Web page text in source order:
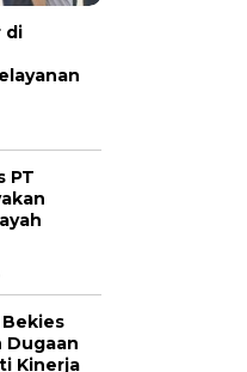
di
PT
Bekies
Dugaan
Kinerja